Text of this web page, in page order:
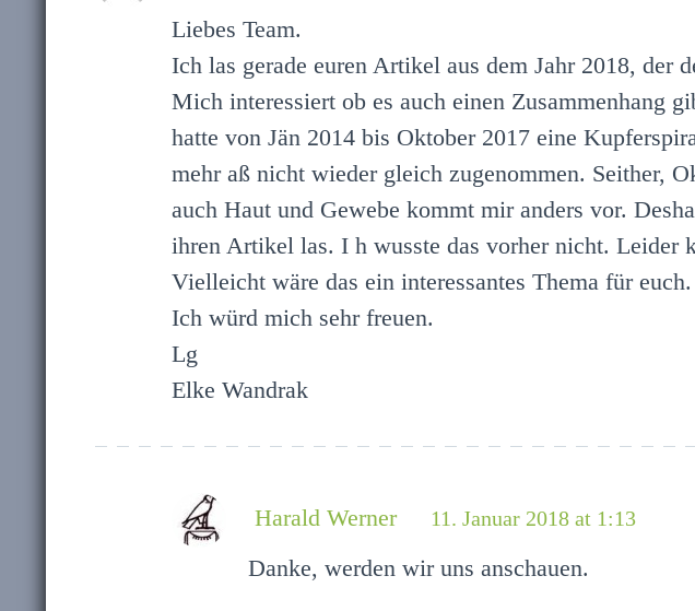
Liebes Team.
Ich las gerade euren Artikel aus dem Jahr 2018, der
Mich interessiert ob es auch einen Zusammenhang
hatte von Jän 2014 bis Oktober 2017 eine
mehr aß nicht wieder gleich zugenommen. Seither,
auch Haut und Gewebe kommt mir anders vor.
ihren Artikel las. I h wusste das vorher nicht. Leider
Vielleicht wäre das ein interessantes Thema für euch.
Ich würd mich sehr freuen.
Lg
Elke Wandrak
Harald Werner 11. Januar 2018 at 1:13
Danke, werden wir uns anschauen.